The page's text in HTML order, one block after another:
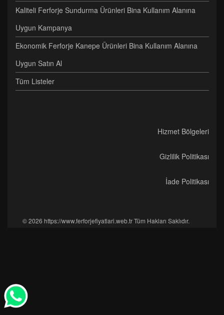
Kaliteli Ferforje Sundurma Ürünleri Bina Kullanım Alanına
Uygun Kampanya
Ekonomik Ferforje Kanepe Ürünleri Bina Kullanım Alanına
Uygun Satın Al
Tüm Listeler
Hizmet Bölgeleri
Gizlilik Politikası
İade Politikası
© 2026 https://www.ferforjefiyatlari.web.tr Tüm Hakları Saklıdır.